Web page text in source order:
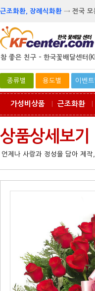
근조화환, 장례식화환 → 전국
참 좋은 친구 - 한국꽃배달센터
종류별 용도별 이벤트
가성비상품 근조화환
상품상세보기
언제나 사랑과 정성을 담아 제